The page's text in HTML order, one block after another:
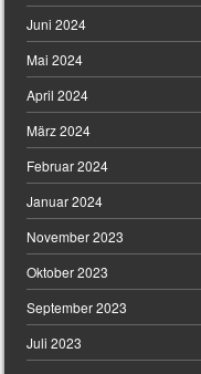
Juni 2024
Mai 2024
April 2024
März 2024
Februar 2024
Januar 2024
November 2023
Oktober 2023
September 2023
Juli 2023